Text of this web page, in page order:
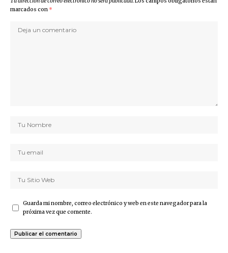
marcados con *
Guarda mi nombre, correo electrónico y web en este navegador para la
próxima vez que comente.